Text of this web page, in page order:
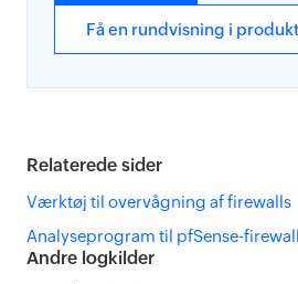
Få en rundvisning i
Relaterede sider
Værktøj til overvågning af firewalls
Analyseprogram til pfSense-
Andre logkilder